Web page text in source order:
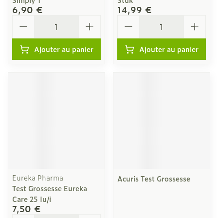
6,90 €
Ajouter au panier
14,99 €
Ajouter au panier
Eureka Pharma
Test Grossesse Eureka
Care 25 Iu/i
7,50 €
Acuris Test Grossesse